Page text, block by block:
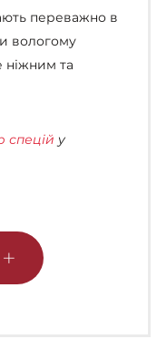
переважно в
вологому
ніжним та
спецій у